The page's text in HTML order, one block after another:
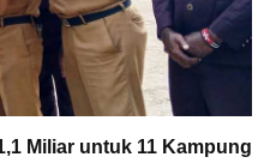
Miliar untuk 11 Kampung